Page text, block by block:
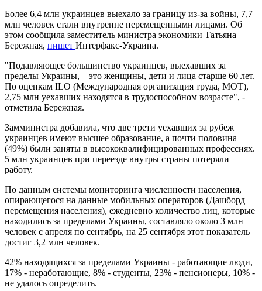
Более 6,4 млн украинцев выехало за границу из-за войны, 7,7
млн человек стали внутренне перемещенными лицами. Об
этом сообщила заместитель министра экономики Татьяна
Бережная, пишет Интерфакс-Украина.
"Подавляющее большинство украинцев, выехавших за
пределы Украины, – это женщины, дети и лица старше 60 лет.
По оценкам ILO (Международная организация труда, МОТ),
2,75 млн уехавших находятся в трудоспособном возрасте", -
отметила Бережная.
Замминистра добавила, что две трети уехавших за рубеж
украинцев имеют высшее образование, а почти половина
(49%) были заняты в высококвалифицированных профессиях.
5 млн украинцев при переезде внутры страны потеряли
работу.
По данным системы мониторинга численности населения,
опирающегося на данные мобильных операторов (Дашборд
перемещения населения), ежедневно количество лиц, которые
находились за пределами Украины, составляло около 3 млн
человек с апреля по сентябрь, на 25 сентября этот показатель
достиг 3,2 млн человек.
42% находящихся за пределами Украины - работающие люди,
17% - неработающие, 8% - студенты, 23% - пенсионеры, 10% -
не удалось определить.